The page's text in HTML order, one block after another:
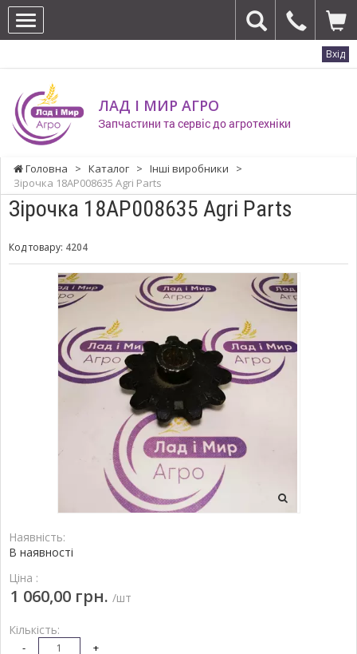
Вхід
ЛАД І МИР АГРО
Запчастини та сервіс до агротехніки
Головна > Каталог > Інші виробники
>
Зірочка 18AP008635 Agri Parts
Зірочка 18AP008635 Agri Parts
Код товару: 4204
Наявність:
В наявності
Ціна :
1 060,00 грн. /шт
Кількість:
- +